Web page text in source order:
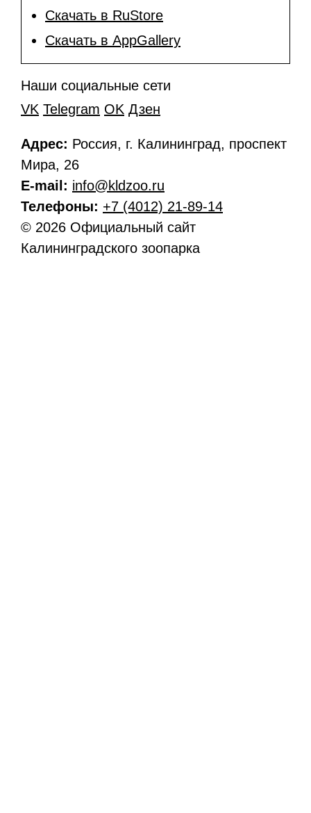
Скачать в RuStore
Скачать в AppGallery
Наши социальные сети
VK Telegram OK Дзен
Адрес: Россия, г. Калининград, проспект
Мира, 26
E-mail: info@kldzoo.ru
Телефоны: +7 (4012) 21-89-14
© 2026 Официальный сайт
Калининградского зоопарка